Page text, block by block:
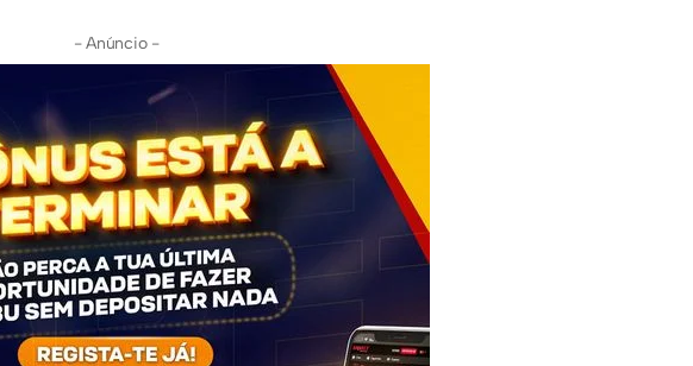
- Anúncio -